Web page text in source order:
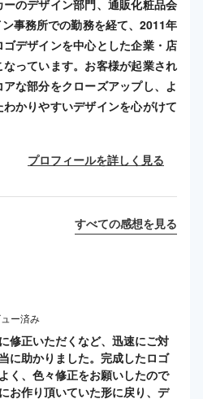
のデザイン部門、通販化粧品会
事務所での勤務を経て、2011年
デザインを中心とした企業・店
っています。お客様が起業され
な部分をクローズアップし、よ
かりやすいデザインを心がけて
プロフィールを詳しく見る
すべての感想を見る
ー済み
修正いただくなど、迅速にご対
に助かりました。完成したロゴ
く、色々修正をお願いしたので
お作り頂いていた形に戻り、デ